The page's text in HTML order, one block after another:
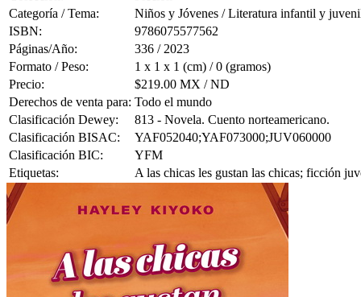
Categoría / Tema:
Niños y Jóvenes / Literatura infantil y
ISBN:
9786075577562
Páginas/Año:
336 / 2023
Formato / Peso:
1 x 1 x 1 (cm) / 0 (gramos)
Precio:
$219.00 MX / ND
Derechos de venta para: Todo el mundo
Clasificación Dewey:
813 - Novela. Cuento norteamericano.
Clasificación BISAC:
YAF052040;YAF073000;JUV060000
Clasificación BIC:
YFM
Etiquetas:
A las chicas les gustan las chicas; ficción